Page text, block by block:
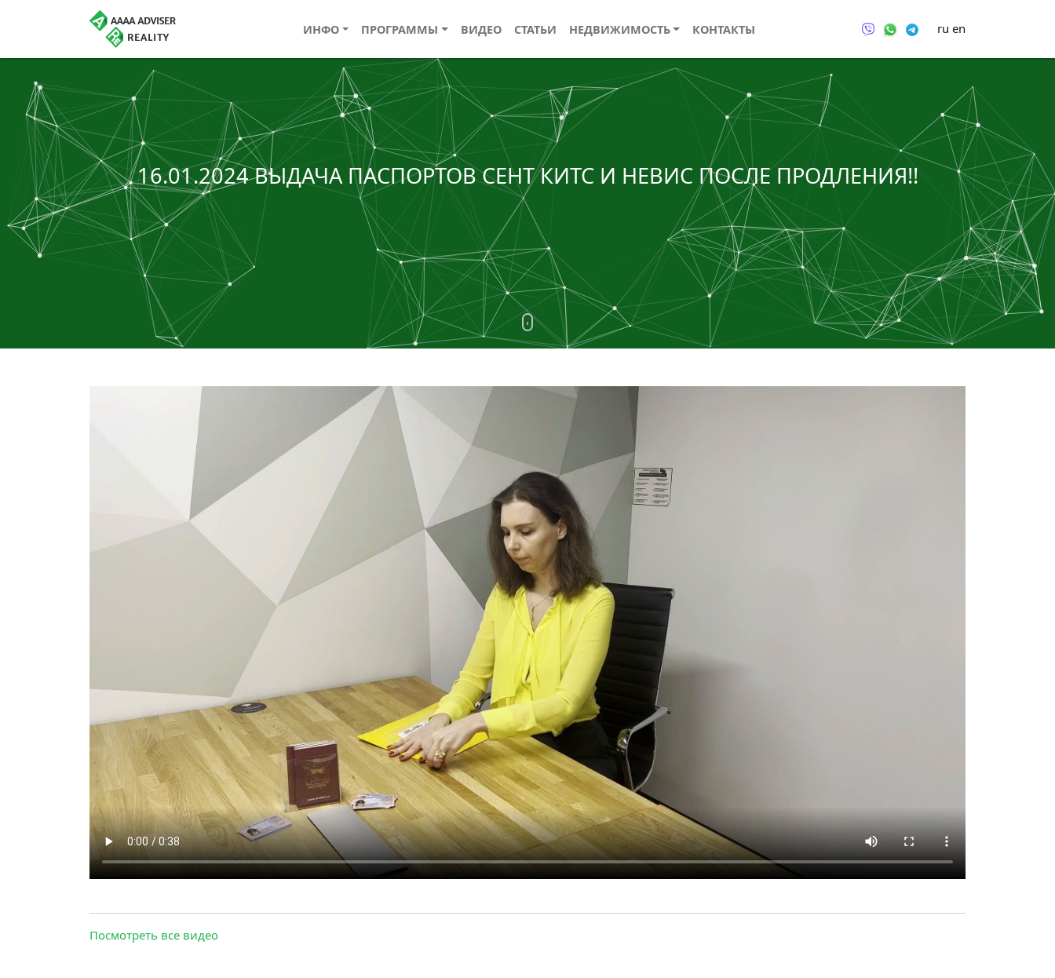
ИНФО ПРОГРАММЫ ВИДЕО СТАТЬИ НЕДВИЖИМОСТЬ КОНТАКТЫ ru en
16.01.2024 ВЫДАЧА ПАСПОРТОВ СЕНТ КИТС И НЕВИС ПОСЛЕ ПРОДЛЕНИЯ!!
Посмотреть все видео